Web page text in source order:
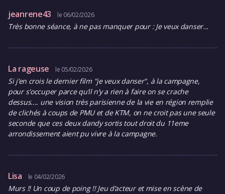
jeanrene43 le 06/02/2026
Très bonne séance, à ne pas manquer pour : Je veux danser...
La rageuse le 05/02/2026
Si j’en crois le dernier film "je veux danser", à la campagne,
pour s'occuper parce qu’il n’y a rien à faire on se crache
dessus.... une vision très parisienne de la vie en région remplie
de clichés à coups de PMU et de KTM, on ne croit pas une seule
seconde que ces deux dandy sortis tout droit du 11eme
arrondissement aient pu vivre à la campagne.
Lisa le 04/02/2026
Murs !! Un coup de poing !! Jeu d’acteur et mise en scène de